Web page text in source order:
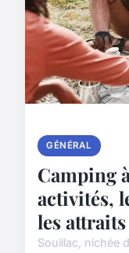
GÉNÉRAL
Camping
activités,
les
Souillac, nichée